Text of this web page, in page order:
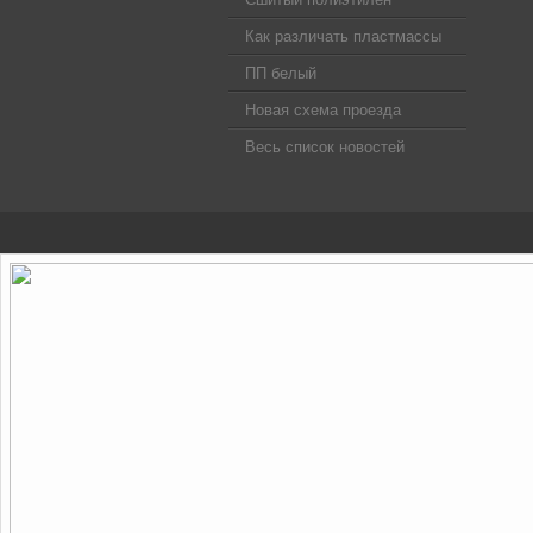
Как различать пластмассы
ПП белый
Новая схема проезда
Весь список новостей